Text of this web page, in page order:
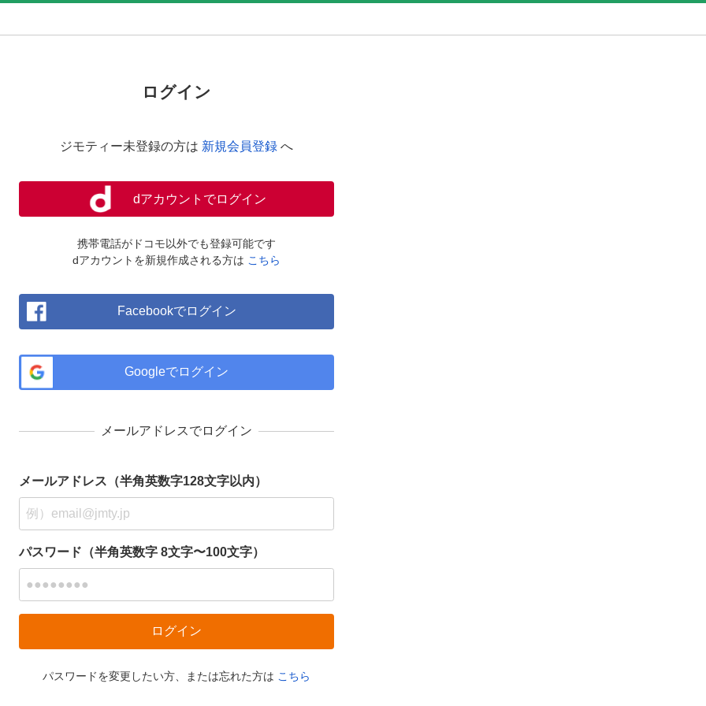
ログイン
ジモティー未登録の方は 新規会員登録 へ
dアカウントでログイン
携帯電話がドコモ以外でも登録可能です
dアカウントを新規作成される方は こちら
Facebookでログイン
Googleでログイン
メールアドレスでログイン
メールアドレス（半角英数字128文字以内）
パスワード（半角英数字 8文字〜100文字）
パスワードを変更したい方、または忘れた方は こちら